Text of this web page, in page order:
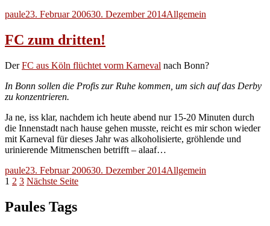
Autor
pauleVeröffentlicht
23. Februar 200630. Dezember 2014Kategorien
Allgemein
FC zum dritten!
DerFC aus Köln flüchtet vorm Karneval nach Bonn?
In Bonn sollen die Profis zur Ruhe kommen, um sich auf das Derby
zu konzentrieren.
Ja ne, iss klar, nachdem ich heute abend nur 15-20 Minuten durch
die Innenstadt nach hause gehen musste, reicht es mir schon wieder
mit Karneval für dieses Jahr was alkoholisierte, gröhlende und
urinierende Mitmenschen betrifft – alaaf…
Autor
pauleVeröffentlicht
am
23. Februar 200630. Dezember 2014Kategorien
Allgemein
Seitennummerierung
der
Beiträge
Seite
1 Seite
2 Seite
3 Nächste Seite
Paules Tags